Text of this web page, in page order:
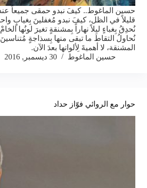
حسين الماغوط.. كيفَ نبدو حمقى جميعاً
قليلاً في الظل، كيفَ نبدو مُغفلينَ بِغيابٍ
نُحدِقُ بِغباءٍ ليلاً نهاراً بِمشنقةٍ تغيرَ لونُها
نُحاولُ التقاطَ ما تبقى منها بِسذاجةٍ
المشنقة، لا أهميةَ لِألوانها بعدَ الآن.
حسين الماغوط
30 ديسمبر, 2016
حوار مع الروائي فوّاز حداد